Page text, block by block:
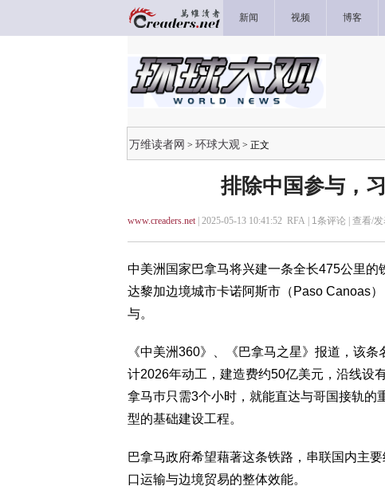
新闻 视频 博客
万维读者网 > 环球大观 > 正文
排除中国参与，
www.creaders.net| 2025-05-13 10:41:52 RFA | 1条评论 | 查看/
中美洲国家巴拿马将兴建一条全长475公里
达黎加边境城市卡诺阿斯市（Paso Canoas
与。
《中美洲360》、《巴拿马之星》报道，该
计2026年动工，建造费约50亿美元，沿线设
拿马巿只需3个小时，就能直达与哥国接轨的
型的基础建设工程。
巴拿马政府希望藉著这条铁路，串联国内主
口运输与边境贸易的整体效能。